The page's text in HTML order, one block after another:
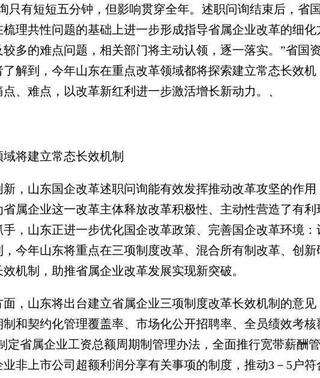
有短短五分钟，但影响贯穿全年。述职问询结束后，省国
理共性问题的基础上进一步形成指导省属企业改革的细化
多的难点问题，相关部门将主动认领，逐一落实。”省国
解到，今年山东在重点改革领域都将探索建立常态长效机
、难点，以改革新红利进一步激活增长新动力。、
将建立常态长效机制
山东国企改革述职问询能有效发挥推动改革攻坚的作用
属企业这一改革主体释放改革积极性、主动性营造了有利
，山东正进一步优化国企改革政策、完善国企改革环境：
今年山东将重点在三项制度改革、混合所有制改革、创新
机制，助推省属企业改革发展实现新突破。
山东将出台建立省属企业三项制度改革长效机制的意见
和契约化管理覆盖率、市场化公开招聘率、全员绩效考核
定省属企业工资总额周期制管理办法，全面推行宽带薪酬管
非上市公司超额利润分享有关事项的制度，推动3－5户符